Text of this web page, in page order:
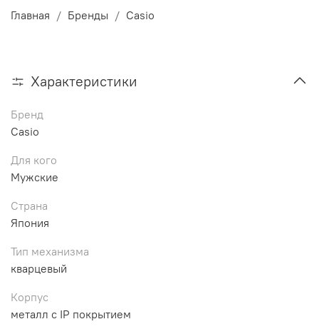
Главная Бренды Casio
Характеристики
Бренд
Casio
Для кого
Мужские
Страна
Япония
Тип механизма
кварцевый
Корпус
металл с IP покрытием